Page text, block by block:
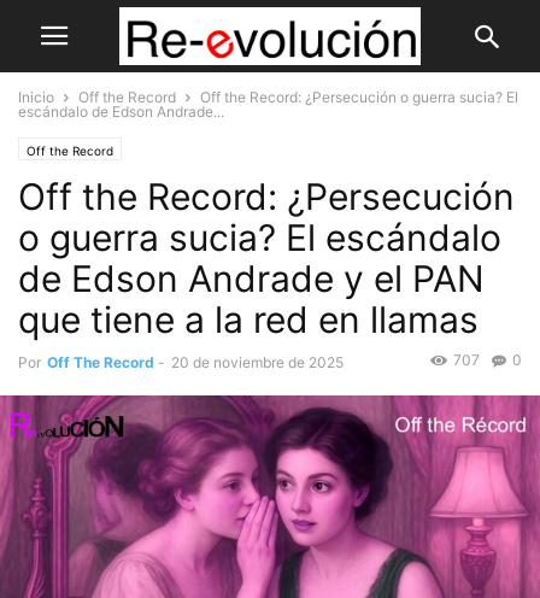
Inicio Off the Record
Off the Record: ¿Persecución o guerra sucia? El
escándalo de Edson Andrade...
Off the Record
Off the Record: ¿Persecución
o guerra sucia? El escándalo
de Edson Andrade y el PAN
que tiene a la red en llamas
Por Off The Record - 20 de noviembre de 2025 0
707